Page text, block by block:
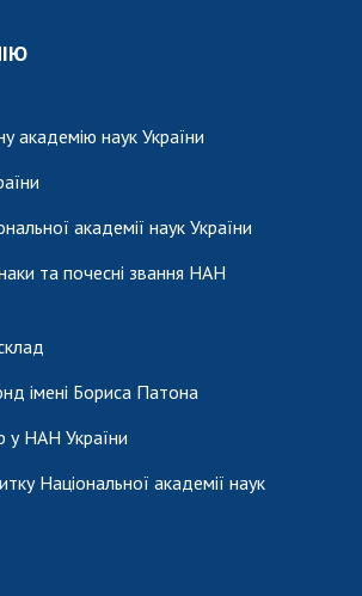
академію наук України
академії наук України
та почесні звання НАН
імені Бориса Патона
у НАН України
Національної академії наук